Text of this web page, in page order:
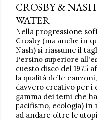
CROSBY &
WATER
Nella progressione
Crosby (ma anche in
Nash) si riassume il
Persino superiore
questo disco del 1975
la qualità delle
davvero creativo per i
gamma dei temi che
pacifismo, ecologia)
ad andare oltre le